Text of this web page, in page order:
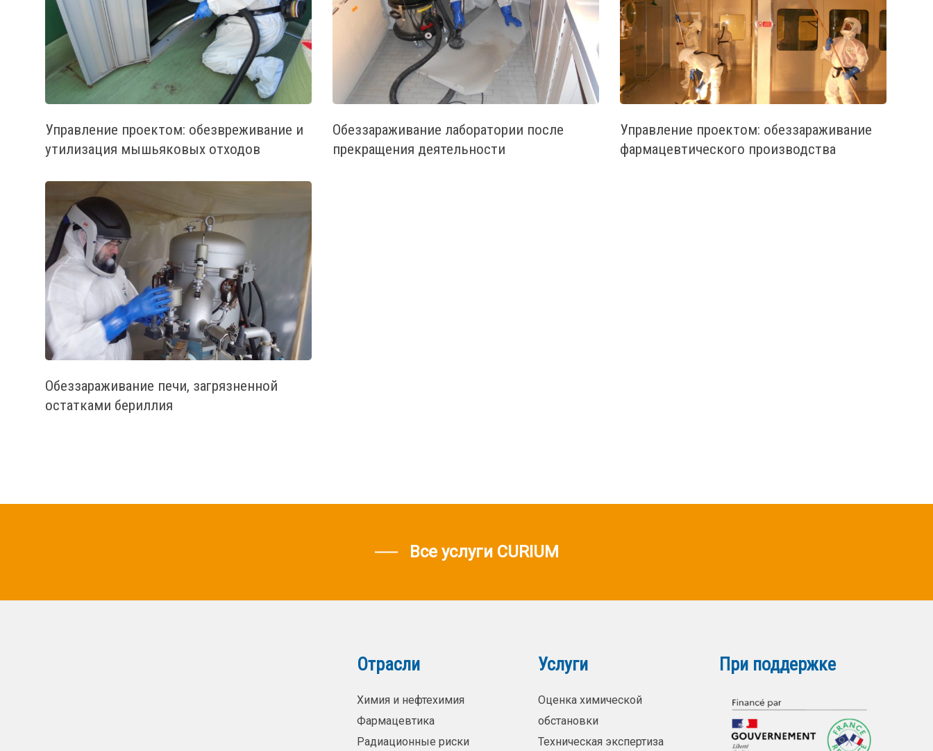
Управление проектом: обезвреживание и
утилизация мышьяковых отходов
Обеззараживание лаборатории после
прекращения деятельности
Управление проектом: обеззараживание
фармацевтического производства
Обеззараживание печи, загрязненной
остатками бериллия
Все услуги CURIUM
Отрасли
Химия и нефтехимия
Фармацевтика
Радиационные риски
Услуги
Оценка химической
обстановки
Техническая экспертиза
При поддержке